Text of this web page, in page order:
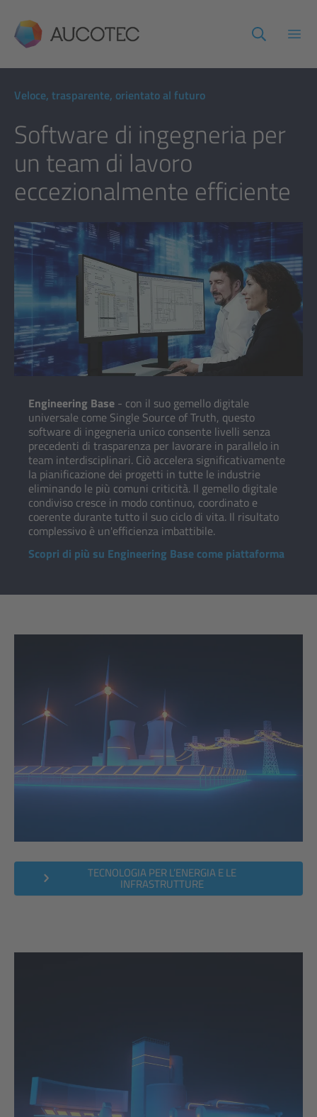
AUCOTEC
Apri
Veloce, trasparente, orientato al futuro
Software di ingegneria per
un team di lavoro
eccezionalmente efficiente
Engineering Base - con il suo gemello digitale
universale come Single Source of Truth, questo
software di ingegneria unico consente livelli senza
precedenti di trasparenza per lavorare in parallelo in
team interdisciplinari. Ciò accelera significativamente
la pianificazione dei progetti in tutte le industrie
eliminando le più comuni criticità. Il gemello digitale
condiviso cresce in modo continuo, coordinato e
coerente durante tutto il suo ciclo di vita. Il risultato
complessivo è un'efficienza imbattibile.
Scopri di più su Engineering Base come piattaforma
TECNOLOGIA PER L’ENERGIA E LE
INFRASTRUTTURE